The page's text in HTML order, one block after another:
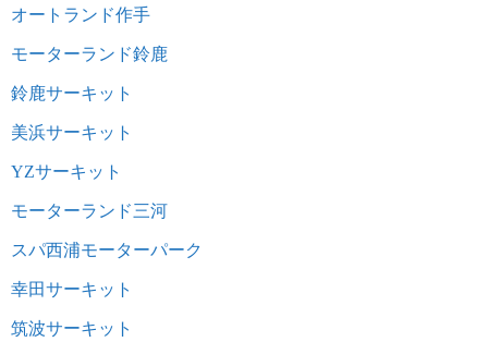
オートランド作手
モーターランド鈴鹿
鈴鹿サーキット
美浜サーキット
YZサーキット
モーターランド三河
スパ西浦モーターパーク
幸田サーキット
筑波サーキット